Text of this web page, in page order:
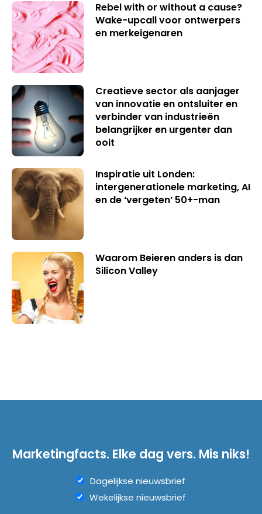
Rebel with or without a cause?
Wake-upcall voor ontwerpers
en merkeigenaren
Creatieve sector als aanjager
van innovatie en ontsluiter en
verbinder van industrieën
belangrijker en urgenter dan
ooit
Inspiratie uit Londen:
intergenerationele marketing, AI
en de ‘vergeten’ 50+-man
Waarom Beieren anders is dan
Silicon Valley
Marketingfacts. Elke dag vers. Mis niks!
Dagelijkse nieuwsbrief
Wekelijkse nieuwsbrief